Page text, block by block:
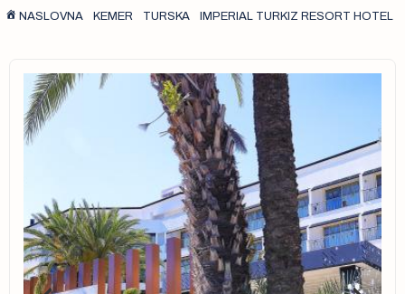
NASLOVNA KEMER TURSKA IMPERIAL TURKIZ RESORT HOTEL